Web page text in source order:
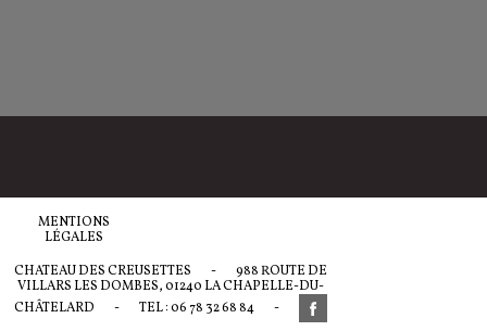
MENTIONS
LÉGALES
CHATEAU DES CREUSETTES -
988 ROUTE DE
VILLARS LES DOMBES, 01240 LA CHAPELLE-DU-
CHÂTELARD
- TEL : 06 78 32 68 84 -